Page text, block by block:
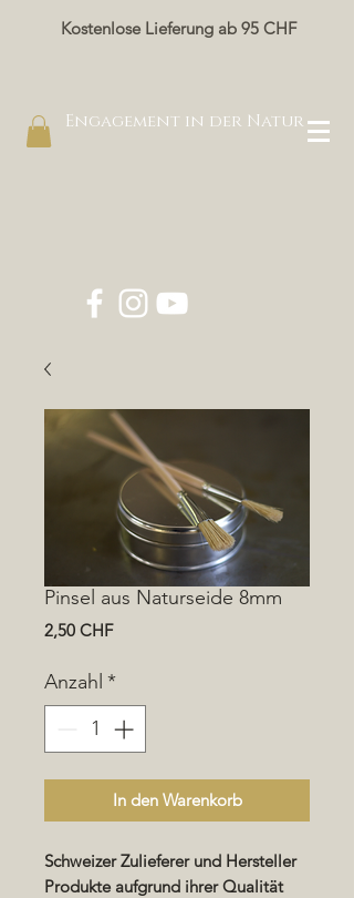
Kostenlose Lieferung ab 95 CHF
Engagement in der Natur
Pinsel aus Naturseide 8mm
2,50 CHFPreis
Anzahl *
In den Warenkorb
Schweizer Zulieferer und Hersteller
Produkte aufgrund ihrer Qualität